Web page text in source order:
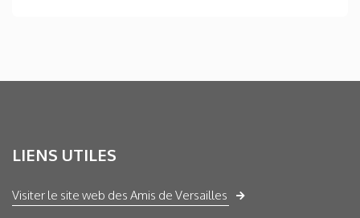
LIENS UTILES
Visiter le site web des Amis de Versailles